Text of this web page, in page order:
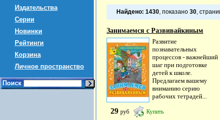
Издательства
Серии
Новинки
Рейтинги
Корзина
Личное пространство
Поиск
Найдено: 1430, показано 30,
Занимаемся с Развивайкиным
Развитие
познавательных
процессов - важнейший
шаг при подготовке
детей к школе.
Предлагаем вашему
вниманию серию
рабочих тетрадей...
29 руб Купить